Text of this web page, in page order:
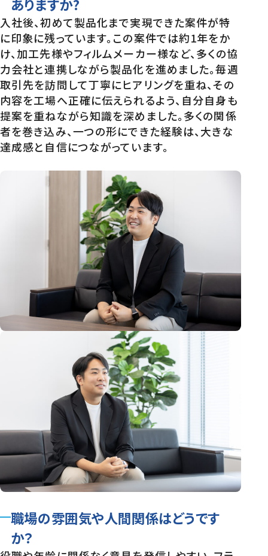
ありますか?
入社後、初めて製品化まで実現できた案件が特
に印象に残っています。この案件では約1年をか
け、加工先様やフィルムメーカー様など、多くの協
力会社と連携しながら製品化を進めました。毎週
取引先を訪問して丁寧にヒアリングを重ね、その
内容を工場へ正確に伝えられるよう、自分自身も
提案を重ねながら知識を深めました。多くの関係
者を巻き込み、一つの形にできた経験は、大きな
達成感と自信につながっています。
職場の雰囲気や人間関係はどうです
か？